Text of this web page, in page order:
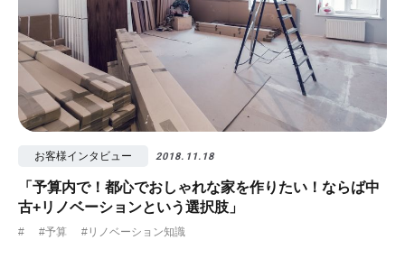
お客様インタビュー 2018.11.18
「予算内で！都心でおしゃれな家を作りたい！ならば中
古+リノベーションという選択肢」
# #予算 #リノベーション知識